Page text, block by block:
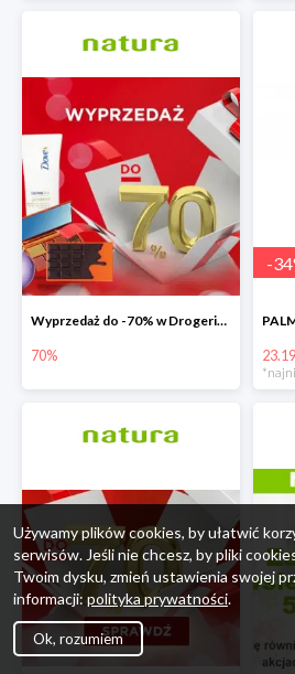
Wyprzedaż do -70% w Drogerie Natura
70%
-34
Używamy plików cookies, by ułatwić
serwisów. Jeśli nie chcesz, by pliki
Twoim dysku, zmień ustawienia swojej
informacji: polityka prywatności.
Ok, rozumiem